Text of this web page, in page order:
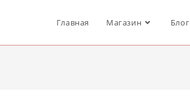
Главная Магазин Блог